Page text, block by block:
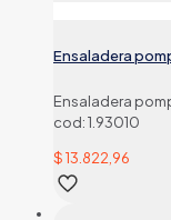
Ensaladera
Ensaladera
cod: 1.93010
$13.822,96